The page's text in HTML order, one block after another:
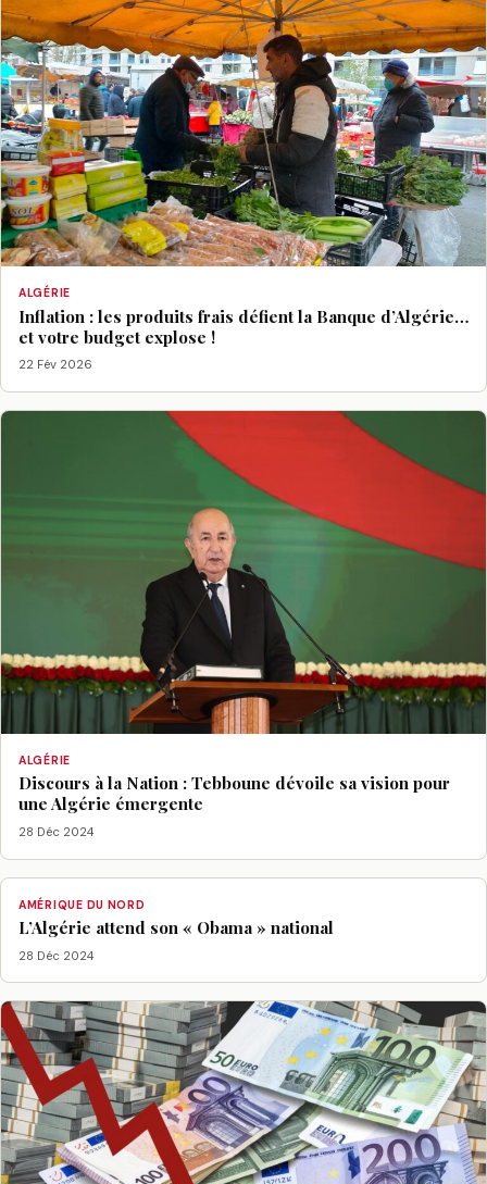
ALGÉRIE
Inflation : les produits frais défient la Banque d’Algérie…
et votre budget explose !
22 Fév 2026
ALGÉRIE
Discours à la Nation : Tebboune dévoile sa vision pour
une Algérie émergente
28 Déc 2024
AMÉRIQUE DU NORD
L’Algérie attend son « Obama » national
28 Déc 2024